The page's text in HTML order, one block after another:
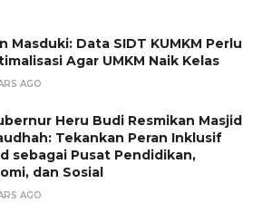
Masduki: Data SIDT KUMKM Perlu
Agar UMKM Naik Kelas
AGO
Heru Budi Resmikan Masjid
Tekankan Peran Inklusif
sebagai Pusat Pendidikan,
dan Sosial
AGO